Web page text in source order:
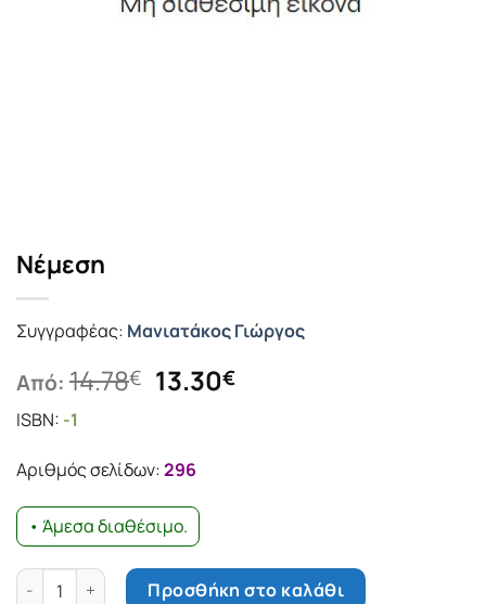
Νέμεση
Συγγραφέας: Μανιατάκος Γιώργος
Από: 14.78€ Original
14.78€.
13.30€Η
ISBN: -1
Αριθμός σελίδων:296
• Άμεσα διαθέσιμο.
Νέμεση ποσότηταΠροσθήκη στο καλάθι